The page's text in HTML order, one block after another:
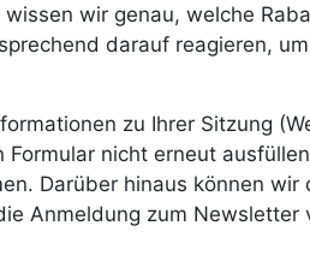
wir genau, welche
darauf reagieren,
zu Ihrer Sitzung
nicht erneut
Darüber hinaus können
Anmeldung zum Newsletter